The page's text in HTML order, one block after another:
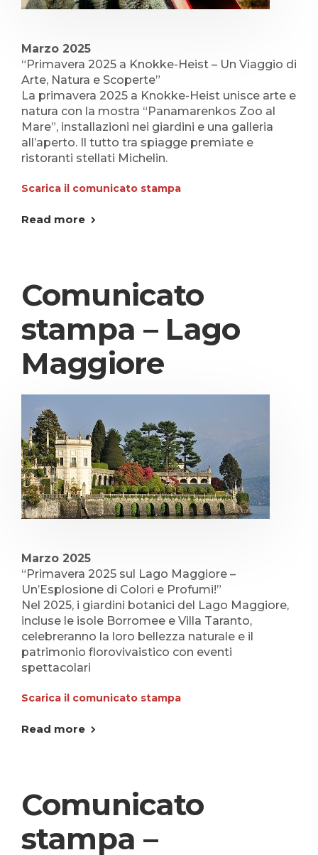
Marzo 2025
“Primavera 2025 a Knokke-Heist – Un Viaggio di
Arte, Natura e Scoperte”
La primavera 2025 a Knokke-Heist unisce arte e
natura con la mostra “Panamarenkos Zoo al
Mare”, installazioni nei giardini e una galleria
all’aperto. Il tutto tra spiagge premiate e
ristoranti stellati Michelin.
Scarica il comunicato stampa
Read more
Comunicato
stampa – Lago
Maggiore
Marzo 2025
“Primavera 2025 sul Lago Maggiore –
Un’Esplosione di Colori e Profumi!”
Nel 2025, i giardini botanici del Lago Maggiore,
incluse le isole Borromee e Villa Taranto,
celebreranno la loro bellezza naturale e il
patrimonio florovivaistico con eventi
spettacolari
Scarica il comunicato stampa
Read more
Comunicato
stampa –